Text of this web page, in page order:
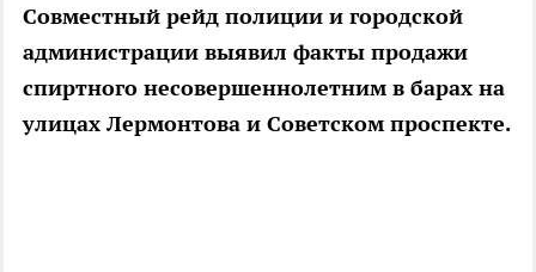
Совместный рейд полиции и городской
администрации выявил факты продажи
спиртного несовершеннолетним в барах на
улицах Лермонтова и Советском проспекте.